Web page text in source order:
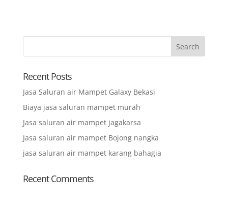
Recent Posts
Jasa Saluran air Mampet Galaxy Bekasi
Biaya jasa saluran mampet murah
Jasa saluran air mampet jagakarsa
Jasa saluran air mampet Bojong nangka
jasa saluran air mampet karang bahagia
Recent Comments